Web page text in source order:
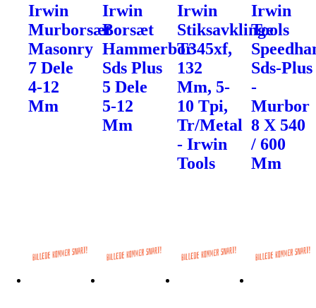
Irwin
Murborsæt
Masonry
7 Dele
4-12
Mm
Irwin
Borsæt
Hammerbor
Sds Plus
5 Dele
5-12
Mm
Irwin
Stiksavklinge
T345xf,
132
Mm, 5-
10 Tpi,
Tr/Metal
- Irwin
Tools
Irwin
Tools
Sds-Plus
-
Murbor
8 X 540
/ 600
Mm